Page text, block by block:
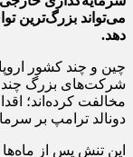
می‌تواند بزرگ‌ترین
دهد.
چین و چند کشور
شرکت‌های بزرگ
مخالفت کرده‌اند؛
دونالد ترامپ بر
این تنش پس از